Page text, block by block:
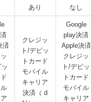
あり なし
済
ッ
クレジッ
ト/デビッ
トカード
モバイル
キャリア
決済（ d
Google
play決済
Apple決済
クレジッ
ト/デビッ
トカード
モバイル
キャリア